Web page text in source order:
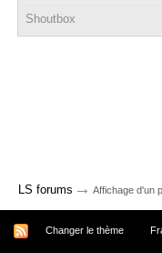
Shoutbox
LS forums → Affichage d'un
Changer le thème